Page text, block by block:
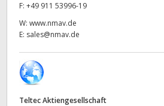
Italy
Japan
F: +49 911 53996-19
W: www.nmav.de
E: sales@nmav.de
Teltec Aktiengesellschaft